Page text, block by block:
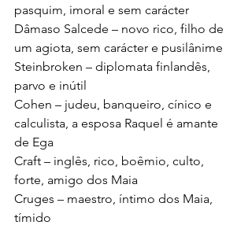
pasquim, imoral e sem carácter
Dâmaso Salcede – novo rico, filho de
um agiota, sem carácter e pusilânime
Steinbroken – diplomata finlandês,
parvo e inútil
Cohen – judeu, banqueiro, cínico e
calculista, a esposa Raquel é amante
de Ega
Craft – inglês, rico, boêmio, culto,
forte, amigo dos Maia
Cruges – maestro, íntimo dos Maia,
tímido